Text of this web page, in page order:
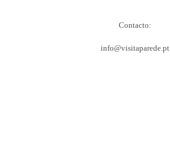
Contacto:
info@visitaparede.pt